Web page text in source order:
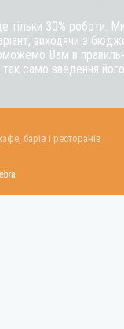
тільки 30% роботи.
виходячи з
Вам в
само введення
барів і ресторанів